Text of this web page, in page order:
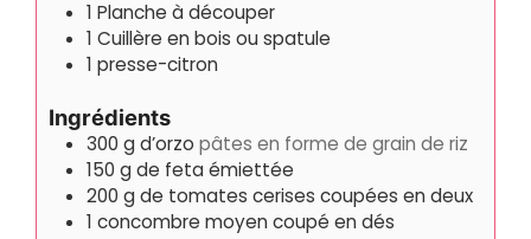
1 Planche à découper
1 Cuillère en bois ou spatule
1 presse-citron
Ingrédients
300 g d’orzo pâtes en forme de grain de riz
150 g de feta émiettée
200 g de tomates cerises coupées en deux
1 concombre moyen coupé en dés